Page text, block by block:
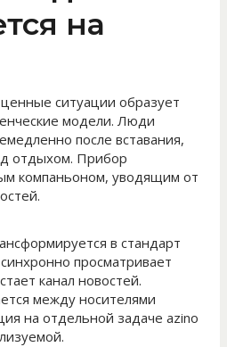
на
ситуации образует
модели. Люди
после вставания,
отдыхом. Прибор
компаньоном, уводящим от
в стандарт
просматривает
канал новостей.
между носителями
на отдельной задаче azino